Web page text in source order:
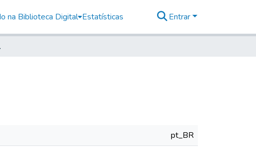
na Biblioteca Digital Estatísticas Entrar
49
pt_BR